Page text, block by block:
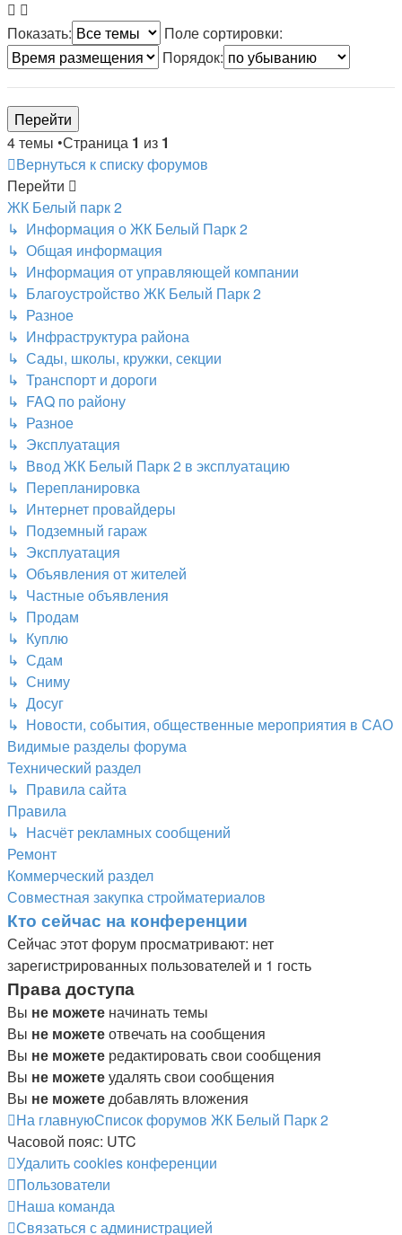
Показать:
Поле сортировки:
Порядок:
4 темы •Страница 1 из 1
Вернуться к списку форумов
Перейти
ЖК Белый парк 2
↳ Информация о ЖК Белый Парк 2
↳ Общая информация
↳ Информация от управляющей компании
↳ Благоустройство ЖК Белый Парк 2
↳ Разное
↳ Инфраструктура района
↳ Сады, школы, кружки, секции
↳ Транспорт и дороги
↳ FAQ по району
↳ Разное
↳ Эксплуатация
↳ Ввод ЖК Белый Парк 2 в эксплуатацию
↳ Перепланировка
↳ Интернет провайдеры
↳ Подземный гараж
↳ Эксплуатация
↳ Объявления от жителей
↳ Частные объявления
↳ Продам
↳ Куплю
↳ Сдам
↳ Сниму
↳ Досуг
↳ Новости, события, общественные мероприятия в САО
Видимые разделы форума
Технический раздел
↳ Правила сайта
Правила
↳ Насчёт рекламных сообщений
Ремонт
Коммерческий раздел
Совместная закупка стройматериалов
Кто сейчас на конференции
Сейчас этот форум просматривают: нет
зарегистрированных пользователей и 1 гость
Права доступа
Вы не можете начинать темы
Вы не можетеотвечать на сообщения
Вы не можете редактировать свои сообщения
Вы не можетеудалять свои сообщения
Вы не можетедобавлять вложения
На главнуюСписок форумов ЖК Белый Парк 2
Часовой пояс: UTC
Удалить cookies конференции
Пользователи
Наша команда
Связаться с администрацией